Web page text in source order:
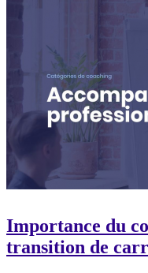
Importance du
transition de